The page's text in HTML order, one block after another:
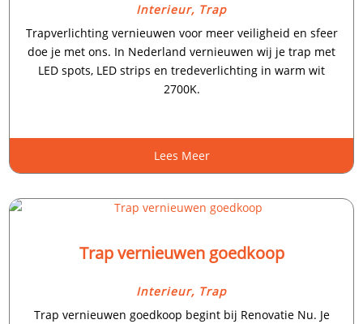
Interieur, Trap
Trapverlichting vernieuwen voor meer veiligheid en sfeer
doe je met ons.​ In Nederland vernieuwen wij je trap met
LED spots, LED strips en tredeverlichting in warm wit
2700K.​
Lees Meer
Trap vernieuwen goedkoop
Interieur, Trap
Trap vernieuwen goedkoop begint bij Renovatie Nu.​ Je